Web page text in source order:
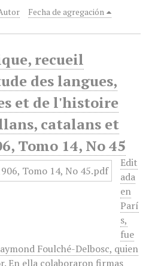
Fecha de agregación
recueil
des langues,
et de l'histoire
catalans et
Tomo 14, No 45
Edit
ada
en
Parí
s,
fue
Foulché-Delbosc, quien
En ella colaboraron firmas